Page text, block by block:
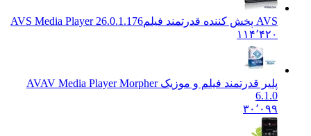
AVS Media Player 26.0.1.176
۱۱۴٬۴۲۰
پلیر قدرتمند فیلم و موزیک AVAV Media Player Morpher
۳۰٬۰۹۹